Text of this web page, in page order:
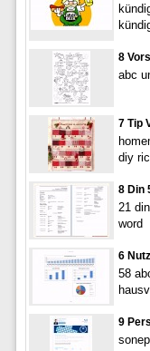
8
abc
7 Tip
diy
8 Din
21
word
6
58
9